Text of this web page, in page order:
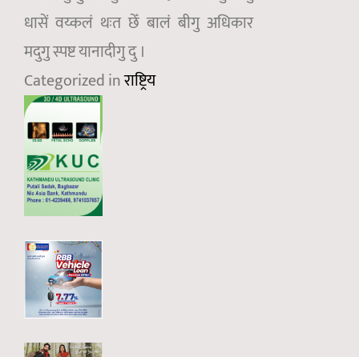
धासें वय्कलं थःत छेँ बालं बीगु अधिकार
मदुगु स्पष्ट यानादीगु दु ।
Categorized inराष्ट्रिय